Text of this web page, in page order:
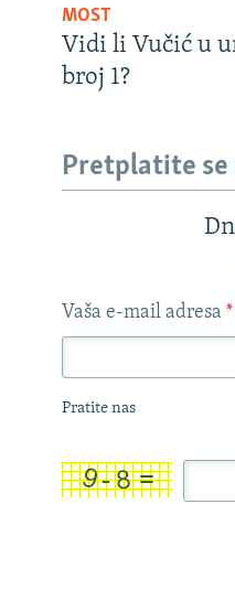
MOST
Vidi li Vučić u
broj 1?
Pretplatite se
Vaša e-mail adresa *
Pratite nas